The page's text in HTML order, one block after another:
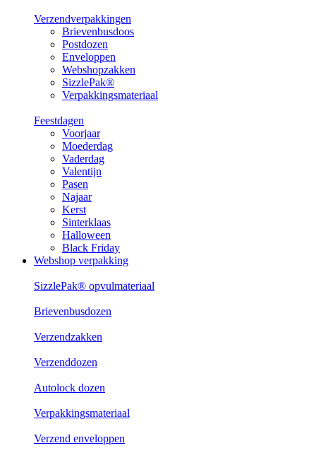
Verzendverpakkingen
Brievenbusdoos
Postdozen
Enveloppen
Webshopzakken
SizzlePak®
Verpakkingsmateriaal
Feestdagen
Voorjaar
Moederdag
Vaderdag
Valentijn
Pasen
Najaar
Kerst
Sinterklaas
Halloween
Black Friday
Webshop verpakking
SizzlePak® opvulmateriaal
Brievenbusdozen
Verzendzakken
Verzenddozen
Autolock dozen
Verpakkingsmateriaal
Verzend enveloppen